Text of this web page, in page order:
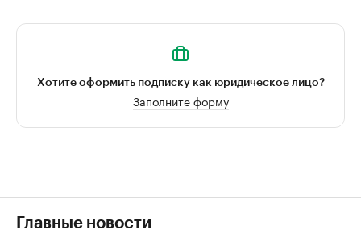
Хотите оформить подписку как юридическое лицо?
Заполните форму
Главные новости